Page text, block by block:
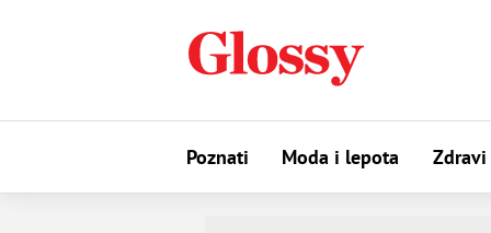
Poznati Moda i lepota